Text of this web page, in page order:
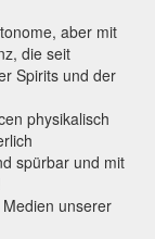
aber mit
die seit
Spirits und der
physikalisch
spürbar und mit
unserer